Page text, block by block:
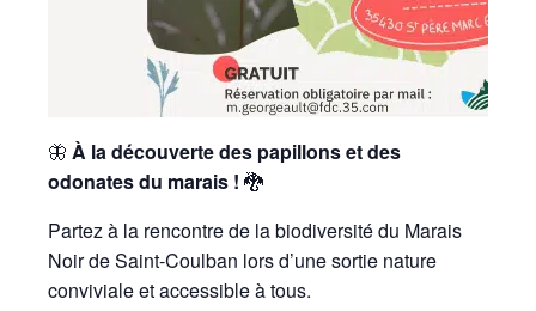
🦋 À la découverte des papillons et des
odonates du marais ! 🐉
Partez à la rencontre de la biodiversité du Marais
Noir de Saint-Coulban lors d’une sortie nature
conviviale et accessible à tous.